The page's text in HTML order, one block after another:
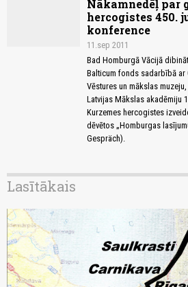
Nākamnedēļ par
hercogistes 450.
konference
11.sep 2011
Bad Homburgā Vācijā
Balticum fonds sadarbībā ar
Vēstures un mākslas
Latvijas Mākslas akadēmiju
Kurzemes hercogistes
dēvētos „Homburgas
Gespräch).
Lasītākais